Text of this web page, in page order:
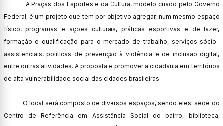
A Praças dos Esportes e da Cultura, modelo criado pelo Governo
Federal, é um projeto que tem por objetivo agregar, num mesmo espaço
físico, programas e ações culturais, práticas esportivas e de lazer,
formação e qualificação para o mercado de trabalho, serviços sócio-
assistenciais, políticas de prevenção à violência e de inclusão digital,
entre outras atividades. A proposta é promover a cidadania em territórios
de alta vulnerabilidade social das cidades brasileiras.
O local será composto de diversos espaços, sendo eles: sede do
Centro de Referência em Assistência Social do bairro, biblioteca,